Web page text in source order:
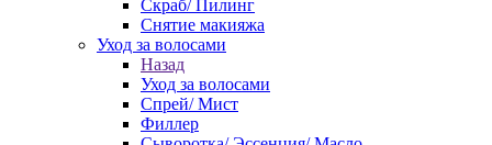
Скраб/ Пилинг
Снятие макияжа
Уход за волосами
Назад
Уход за волосами
Спрей/ Мист
Филлер